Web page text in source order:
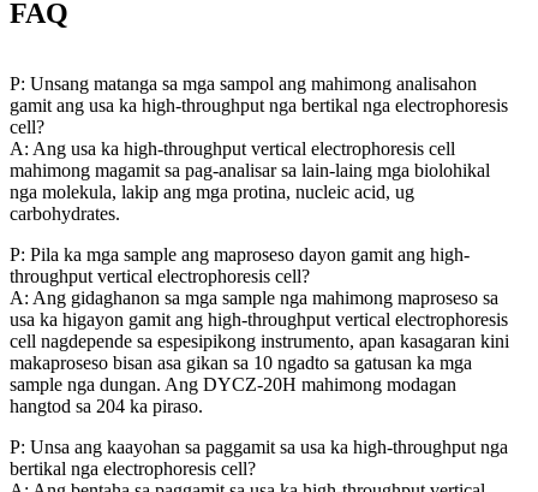
FAQ
P: Unsang matanga sa mga sampol ang mahimong analisahon
gamit ang usa ka high-throughput nga bertikal nga electrophoresis
cell?
A: Ang usa ka high-throughput vertical electrophoresis cell
mahimong magamit sa pag-analisar sa lain-laing mga biolohikal
nga molekula, lakip ang mga protina, nucleic acid, ug
carbohydrates.
P: Pila ka mga sample ang maproseso dayon gamit ang high-
throughput vertical electrophoresis cell?
A: Ang gidaghanon sa mga sample nga mahimong maproseso sa
usa ka higayon gamit ang high-throughput vertical electrophoresis
cell nagdepende sa espesipikong instrumento, apan kasagaran kini
makaproseso bisan asa gikan sa 10 ngadto sa gatusan ka mga
sample nga dungan. Ang DYCZ-20H mahimong modagan
hangtod sa 204 ka piraso.
P: Unsa ang kaayohan sa paggamit sa usa ka high-throughput nga
bertikal nga electrophoresis cell?